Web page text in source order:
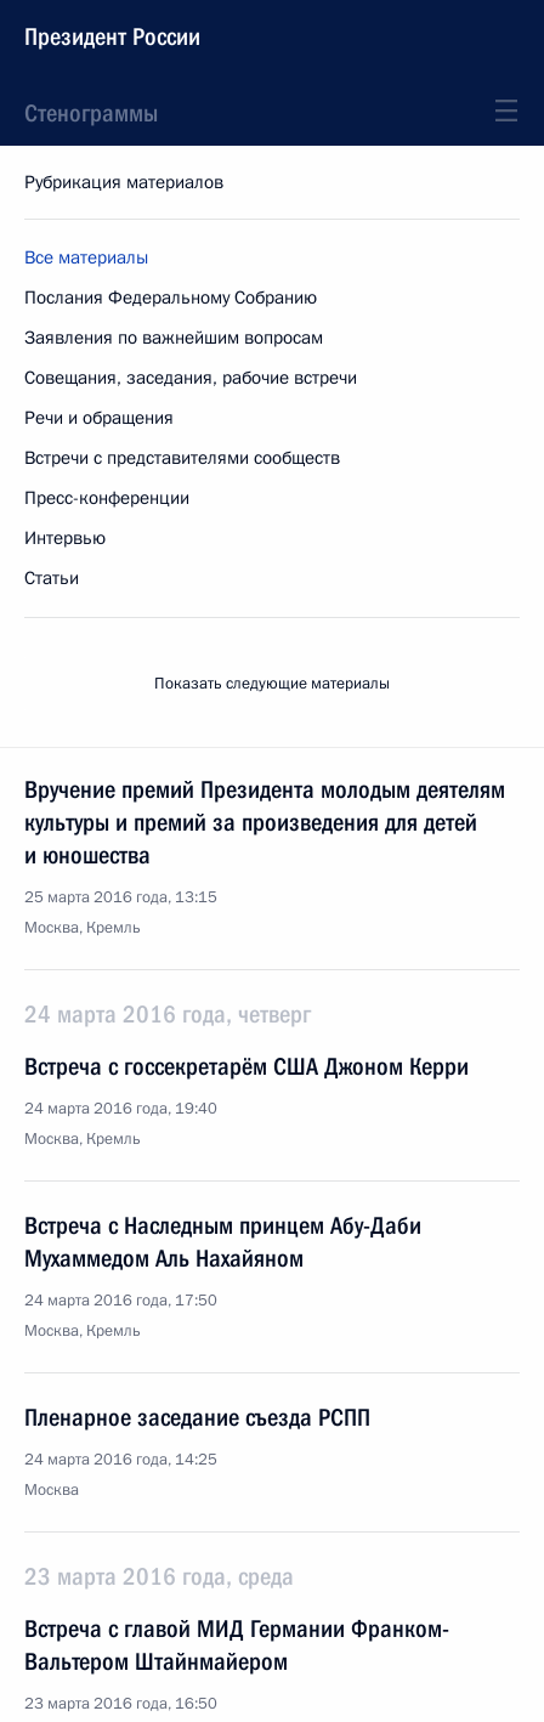
Президент России
Стенограммы
Рубрикация материалов
Все материалы
Послания Федеральному Собранию
Заявления по важнейшим вопросам
Совещания, заседания, рабочие встречи
Речи и обращения
Встречи с представителями сообществ
Пресс-конференции
Интервью
Статьи
Показать следующие материалы
Вручение премий Президента молодым деятелям
культуры и премий за произведения для детей
и юношества
25 марта 2016 года, 13:15
Москва, Кремль
24 марта 2016 года, четверг
Встреча с госсекретарём США Джоном Керри
24 марта 2016 года, 19:40
Москва, Кремль
Встреча с Наследным принцем Абу-Даби
Мухаммедом Аль Нахайяном
24 марта 2016 года, 17:50
Москва, Кремль
Пленарное заседание съезда РСПП
24 марта 2016 года, 14:25
Москва
23 марта 2016 года, среда
Встреча с главой МИД Германии Франком-
Вальтером Штайнмайером
23 марта 2016 года, 16:50